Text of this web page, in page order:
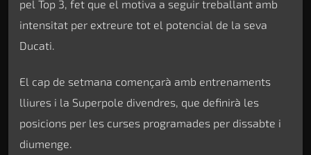
pel Top 3, fet que el motiva a seguir treballant amb
intensitat per extreure tot el potencial de la seva
Ducati.
El cap de setmana començarà amb entrenaments
lliures i la Superpole divendres, que definirà les
posicions per les curses programades per dissabte i
diumenge.